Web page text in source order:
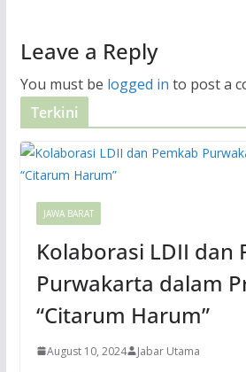
Leave a Reply
You must be logged in to post a
Terkini
JAWA BARAT
Kolaborasi LDII dan
Purwakarta dalam
“Citarum Harum”
August 10, 2024 Jabar Utama